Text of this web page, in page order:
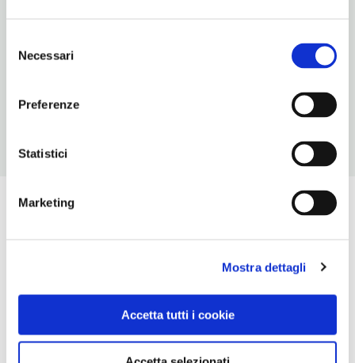
delNecessari
Preferenze
Statistici
Marketing
Mostra dettagli
Accetta tutti i cookie